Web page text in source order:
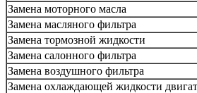
Замена моторного масла
Замена масляного фильтра
Замена тормозной жидкости
Замена салонного фильтра
Замена воздушного фильтра
Замена охлаждающей жидкости